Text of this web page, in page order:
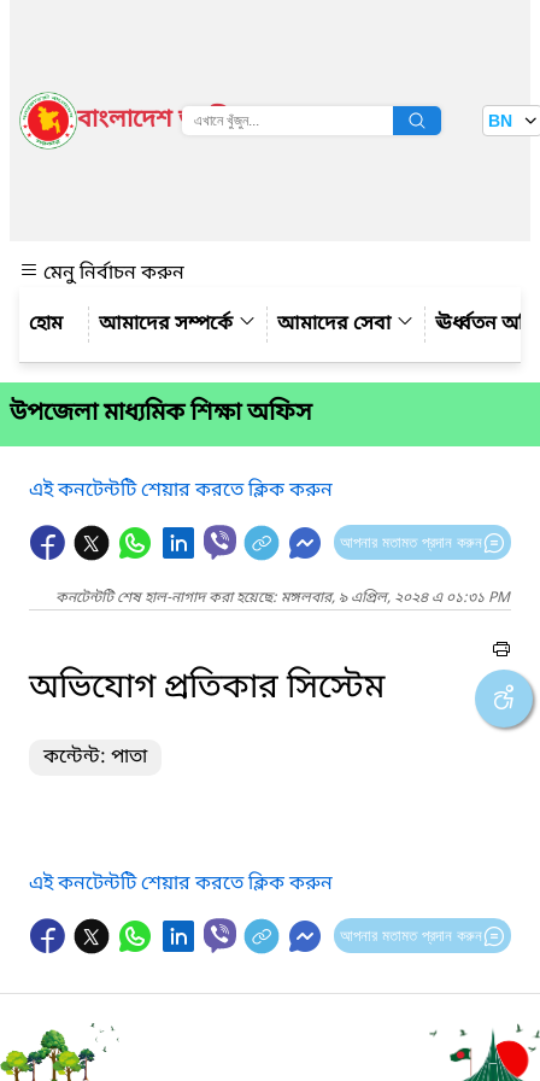
বাংলাদেশ জাতীয় তথ্য বাতায়ন BN
মেনু নির্বাচন করুন
আমাদের সম্পর্কে
আমাদের সেবা ঊর্ধ্বতন
উপজেলা মাধ্যমিক শিক্ষা অফিস
এই কনটেন্টটি শেয়ার করতে ক্লিক করুন
আপনার মতামত প্রদান করুন
কনটেন্টটি শেষ হাল-নাগাদ করা হয়েছে: মঙ্গলবার, ৯ এপ্রিল, ২০২৪ এ ০১:৩১ PM
অভিযোগ প্রতিকার সিস্টেম
কন্টেন্ট: পাতা
এই কনটেন্টটি শেয়ার করতে ক্লিক করুন
আপনার মতামত প্রদান করুন